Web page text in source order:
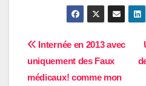
Navigation
de
Internée en 2013 avec
uniquement des Faux
médicaux! comme mon